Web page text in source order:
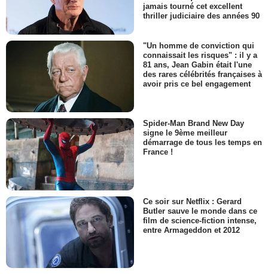
jamais tourné cet excellent
thriller judiciaire des années 90
"Un homme de conviction qui
connaissait les risques" : il y a
81 ans, Jean Gabin était l'une
des rares célébrités françaises à
avoir pris ce bel engagement
Spider-Man Brand New Day
signe le 9ème meilleur
démarrage de tous les temps en
France !
Ce soir sur Netflix : Gerard
Butler sauve le monde dans ce
film de science-fiction intense,
entre Armageddon et 2012